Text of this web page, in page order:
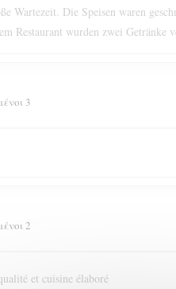
Wartezeit. Die Speisen waren
Restaurant wurden zwei Getränke
3
2
et cuisine élaboré